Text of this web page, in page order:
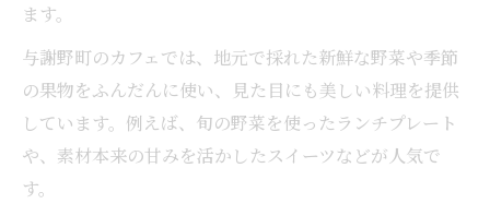
ヴィーガンカフェ探しに役立つ選び方のヒ
ント
カフェ選びで重視したい癒し空間の特徴と
ます。
与謝野町のカフェでは、地元で採れた新鮮な野菜や季節
の果物をふんだんに使い、見た目にも美しい料理を提供
しています。例えば、旬の野菜を使ったランチプレート
や、素材本来の甘みを活かしたスイーツなどが人気で
す。